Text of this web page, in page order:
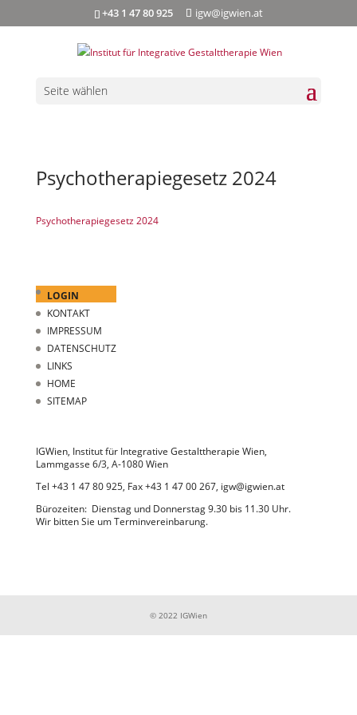
+43 1 47 80 925 igw@igwien.at
Seite wählen
Psychotherapiegesetz 2024
Psychotherapiegesetz 2024
LOGIN
KONTAKT
IMPRESSUM
DATENSCHUTZ
LINKS
HOME
SITEMAP
IGWien, Institut für Integrative Gestalttherapie Wien,
Lammgasse 6/3, A-1080 Wien
Tel +43 1 47 80 925, Fax +43 1 47 00 267, igw@igwien.at
Bürozeiten: Dienstag und Donnerstag 9.30 bis 11.30 Uhr.
Wir bitten Sie um Terminvereinbarung.
© 2022 IGWien